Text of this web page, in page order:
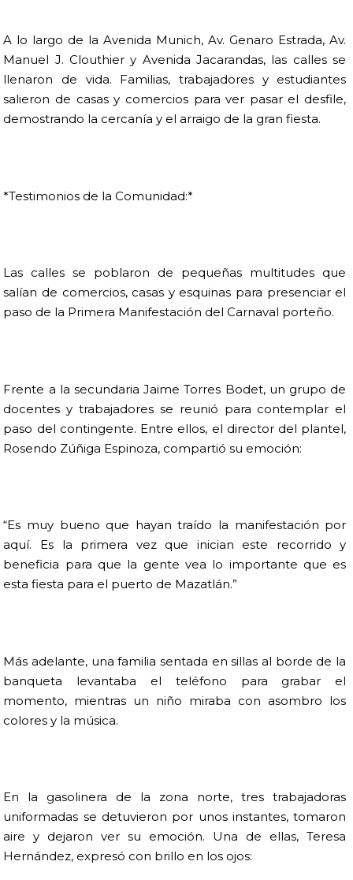
A lo largo de la Avenida Munich, Av. Genaro Estrada, Av.
Manuel J. Clouthier y Avenida Jacarandas, las calles se
llenaron de vida. Familias, trabajadores y estudiantes
salieron de casas y comercios para ver pasar el desfile,
demostrando la cercanía y el arraigo de la gran fiesta.
*Testimonios de la Comunidad:*
Las calles se poblaron de pequeñas multitudes que
salían de comercios, casas y esquinas para presenciar el
paso de la Primera Manifestación del Carnaval porteño.
Frente a la secundaria Jaime Torres Bodet, un grupo de
docentes y trabajadores se reunió para contemplar el
paso del contingente. Entre ellos, el director del plantel,
Rosendo Zúñiga Espinoza, compartió su emoción:
“Es muy bueno que hayan traído la manifestación por
aquí. Es la primera vez que inician este recorrido y
beneficia para que la gente vea lo importante que es
esta fiesta para el puerto de Mazatlán.”
Más adelante, una familia sentada en sillas al borde de la
banqueta levantaba el teléfono para grabar el
momento, mientras un niño miraba con asombro los
colores y la música.
En la gasolinera de la zona norte, tres trabajadoras
uniformadas se detuvieron por unos instantes, tomaron
aire y dejaron ver su emoción. Una de ellas, Teresa
Hernández, expresó con brillo en los ojos: